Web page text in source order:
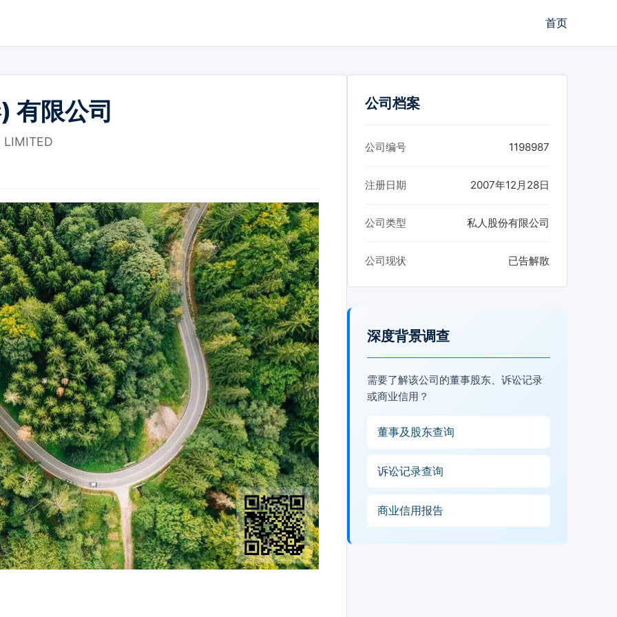
首页
有限公司
LIMITED
公司档案
公司编号 1198987
注册日期 2007年12月28日
公司类型 私人股份有限公司
公司现状 已告解散
深度背景调查
需要了解该公司的董事股东、诉讼记录
或商业信用？
董事及股东查询
诉讼记录查询
商业信用报告